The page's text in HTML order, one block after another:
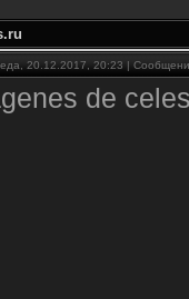
20.12.2017, 20:23 |
de